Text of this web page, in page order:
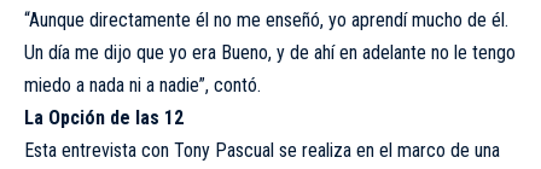
“Aunque directamente él no me enseñó, yo aprendí mucho de él.
Un día me dijo que yo era Bueno, y de ahí en adelante no le tengo
miedo a nada ni a nadie”, contó.
La Opción de las 12
Esta entrevista con Tony Pascual se realiza en el marco de una